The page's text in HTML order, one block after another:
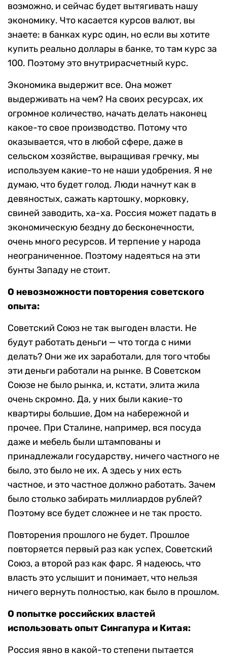
возможно, и сейчас будет вытягивать нашу
экономику. Что касается курсов валют, вы
знаете: в банках курс один, но если вы хотите
купить реально доллары в банке, то там курс за
100. Поэтому это внутрирасчетный курс.
Экономика выдержит все. Она может
выдерживать на чем? На своих ресурсах, их
огромное количество, начать делать наконец
какое-то свое производство. Потому что
оказывается, что в любой сфере, даже в
сельском хозяйстве, выращивая гречку, мы
используем какие-то не наши удобрения. Я не
думаю, что будет голод. Люди начнут как в
девяностых, сажать картошку, морковку,
свиней заводить, ха-ха. Россия может падать в
экономическую бездну до бесконечности,
очень много ресурсов. И терпение у народа
неограниченное. Поэтому надеяться на эти
бунты Западу не стоит.
О невозможности повторения советского
опыта:
Советский Союз не так выгоден власти. Не
будут работать деньги — что тогда с ними
делать? Они же их заработали, для того чтобы
эти деньги работали на рынке. В Советском
Союзе не было рынка, и, кстати, элита жила
очень скромно. Да, у них были какие-то
квартиры большие, Дом на набережной и
прочее. При Сталине, например, вся посуда
даже и мебель были штампованы и
принадлежали государству, ничего частного не
было, это было не их. А здесь у них есть
частное, и это частное должно работать. Зачем
было столько забирать миллиардов рублей?
Поэтому все будет сложнее и не так просто.
Повторения прошлого не будет. Прошлое
повторяется первый раз как успех, Советский
Союз, а второй раз как фарс. Я надеюсь, что
власть это услышит и понимает, что нельзя
ничего вернуть полностью, как было в прошлом.
О попытке российских властей
использовать опыт Сингапура и Китая:
Россия явно в какой-то степени пытается